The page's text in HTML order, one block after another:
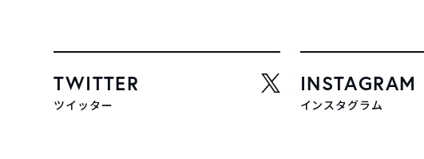
TWITTER
ツイッター
INSTAGRAM
インスタグラム